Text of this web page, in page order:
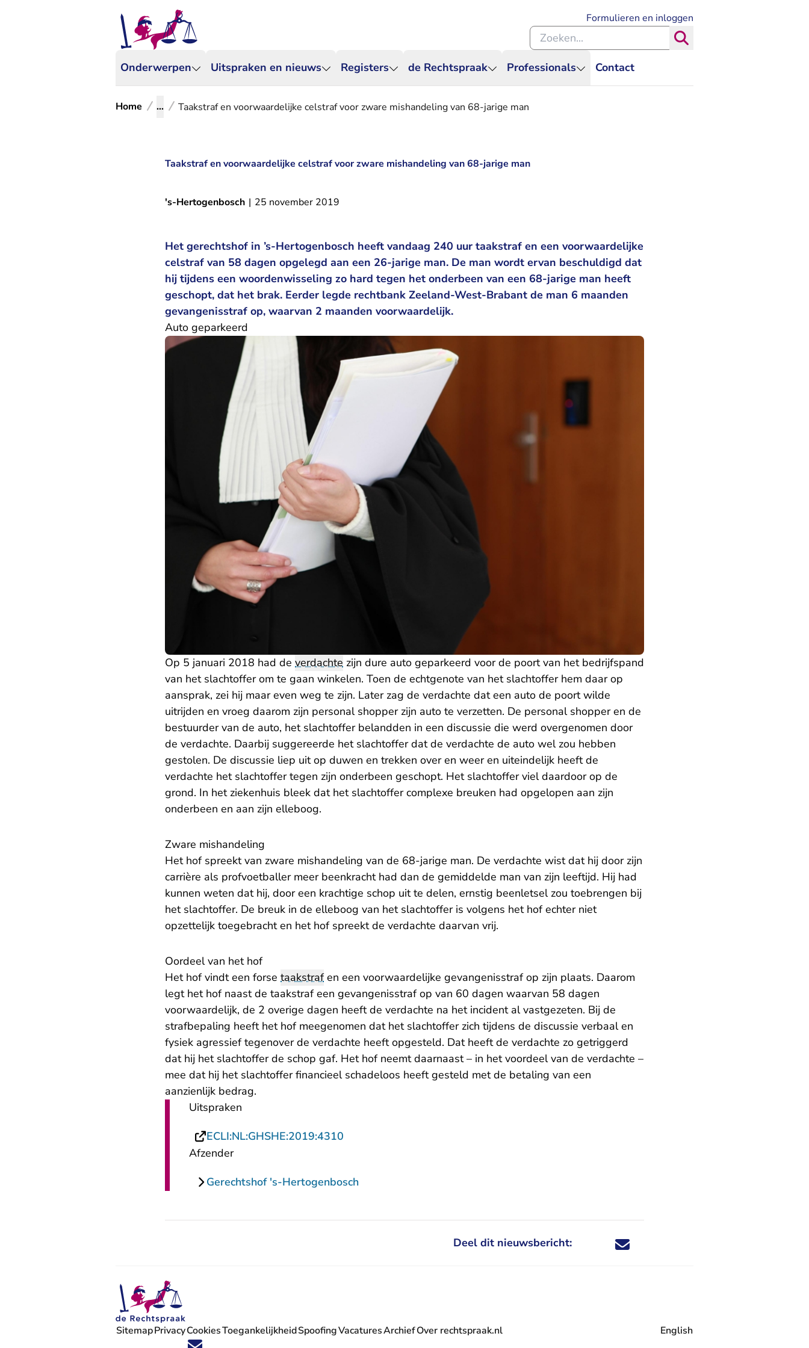
Onderwerpen Uitspraken en nieuws Registers de Rechtspraak Professionals Contact
Formulieren en inloggen
Zoeken binnen de Rechtspraak
Home ... Taakstraf en voorwaardelijke celstraf voor zware mishandeling van 68-jarige man
Taakstraf en voorwaardelijke celstraf voor zware mishandeling van 68-jarige man
's-Hertogenbosch | 25 november 2019
Het gerechtshof in ’s-Hertogenbosch heeft vandaag 240 uur taakstraf en een voorwaardelijke
celstraf van 58 dagen opgelegd aan een 26-jarige man. De man wordt ervan beschuldigd dat
hij tijdens een woordenwisseling zo hard tegen het onderbeen van een 68-jarige man heeft
geschopt, dat het brak. Eerder legde rechtbank Zeeland-West-Brabant de man 6 maanden
gevangenisstraf op, waarvan 2 maanden voorwaardelijk.
Auto geparkeerd
Op 5 januari 2018 had de verdachte zijn dure auto geparkeerd voor de poort van het bedrijfspand
van het slachtoffer om te gaan winkelen. Toen de echtgenote van het slachtoffer hem daar op
aansprak, zei hij maar even weg te zijn. Later zag de verdachte dat een auto de poort wilde
uitrijden en vroeg daarom zijn personal shopper zijn auto te verzetten. De personal shopper en de
bestuurder van de auto, het slachtoffer belandden in een discussie die werd overgenomen door
de verdachte. Daarbij suggereerde het slachtoffer dat de verdachte de auto wel zou hebben
gestolen. De discussie liep uit op duwen en trekken over en weer en uiteindelijk heeft de
verdachte het slachtoffer tegen zijn onderbeen geschopt. Het slachtoffer viel daardoor op de
grond. In het ziekenhuis bleek dat het slachtoffer complexe breuken had opgelopen aan zijn
onderbeen en aan zijn elleboog.
Zware mishandeling
Het hof spreekt van zware mishandeling van de 68-jarige man. De verdachte wist dat hij door zijn
carrière als profvoetballer meer beenkracht had dan de gemiddelde man van zijn leeftijd. Hij had
kunnen weten dat hij, door een krachtige schop uit te delen, ernstig beenletsel zou toebrengen bij
het slachtoffer. De breuk in de elleboog van het slachtoffer is volgens het hof echter niet
opzettelijk toegebracht en het hof spreekt de verdachte daarvan vrij.
Oordeel van het hof
Het hof vindt een forse taakstrafen een voorwaardelijke gevangenisstraf op zijn plaats. Daarom
legt het hof naast de taakstraf een gevangenisstraf op van 60 dagen waarvan 58 dagen
voorwaardelijk, de 2 overige dagen heeft de verdachte na het incident al vastgezeten. Bij de
strafbepaling heeft het hof meegenomen dat het slachtoffer zich tijdens de discussie verbaal en
fysiek agressief tegenover de verdachte heeft opgesteld. Dat heeft de verdachte zo getriggerd
dat hij het slachtoffer de schop gaf. Het hof neemt daarnaast – in het voordeel van de verdachte –
mee dat hij het slachtoffer financieel schadeloos heeft gesteld met de betaling van een
aanzienlijk bedrag.
Uitspraken
ECLI:NL:GHSHE:2019:4310
Afzender
Gerechtshof 's-Hertogenbosch
Deel dit nieuwsbericht: Deel dit nieuwsbericht via X - U verlaat
Deel dit nieuwsbericht via Facebook - U
Deel dit nieuwsbericht via e-mail
Deel dit nieuwsbericht via LinkedIn - U
Volg ons op X (Twitter) - U verlaat Rechtspraak.nl
Volg ons op Facebook - U verlaat Rechtspraak.nl
Volg ons op Instagram - U verlaat Rechtspraak.nl
Volg ons op Youtube - U verlaat Rechtspraak.nl
Volg ons op LinkedIn - U verlaat Rechtspraak.nl
'Blijf op de hoogte' nieuwsbrief - U verlaat Rechtspraak.nl
SitemapPrivacyCookiesToegankelijkheidSpoofingVacatures
- U verlaat Rechtspraak.nl
ArchiefOver rechtspraak.nl English